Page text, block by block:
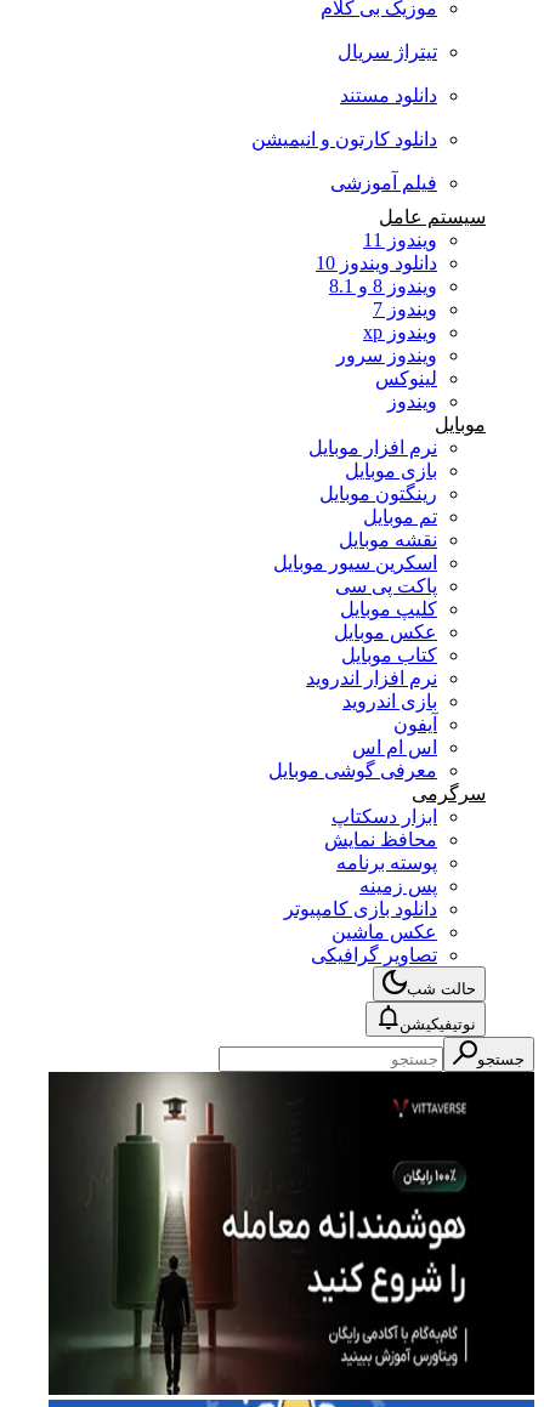
موزیک بی کلام
تیتراژ سریال
دانلود مستند
دانلود کارتون و انیمیشن
فیلم آموزشی
سیستم عامل
ویندوز 11
دانلود ویندوز 10
ویندوز 8 و 8.1
ویندوز 7
ویندوز xp
ویندوز سرور
لینوکس
ویندوز
موبایل
نرم افزار موبایل
بازی موبایل
رینگتون موبایل
تم موبایل
نقشه موبایل
اسکرین سیور موبایل
پاکت پی سی
کلیپ موبایل
عکس موبایل
کتاب موبایل
نرم افزار اندروید
بازی اندروید
آیفون
اس ام اس
معرفی گوشی موبایل
سرگرمی
ابزار دسکتاپ
محافظ نمایش
پوسته برنامه
پس زمینه
دانلود بازی کامپیوتر
عکس ماشین
تصاویر گرافیکی
حالت شب
نوتیفیکیشن
جستجو